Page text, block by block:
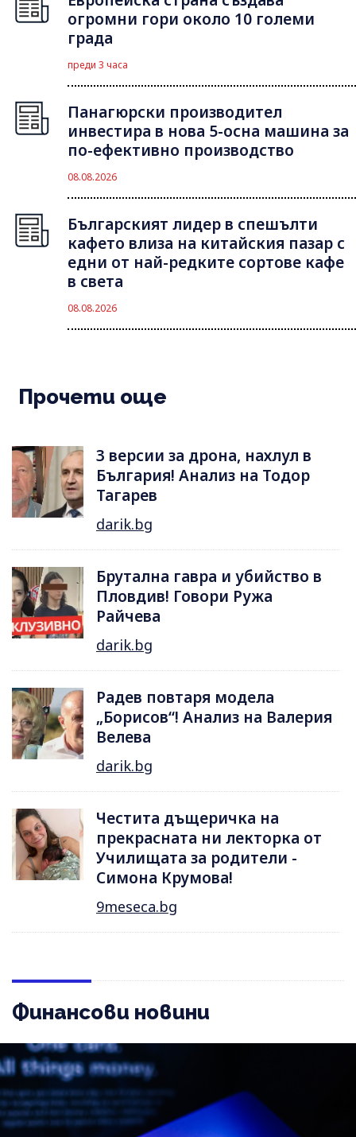
огромни гори около 10 големи
града
преди 3 часа
Панагюрски производител
инвестира в нова 5-осна машина за
по-ефективно производство
08.08.2026
Българският лидер в спешълти
кафето влиза на китайския пазар с
едни от най-редките сортове кафе
в света
08.08.2026
Прочети още
3 версии за дрона, нахлул в
България! Анализ на Тодор
Тагарев
darik.bg
Брутална гавра и убийство в
Пловдив! Говори Ружа
Райчева
darik.bg
Радев повтаря модела
„Борисов“! Анализ на Валерия
Велева
darik.bg
Честита дъщеричка на
прекрасната ни лекторка от
Училищата за родители -
Симона Крумова!
9meseca.bg
Финансови новини